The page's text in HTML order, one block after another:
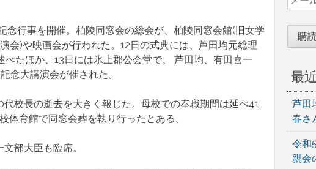
念行事を開催。柏陵同窓会の総会が、柏陵同窓会館(旧女学
会)や映画会が行われた。12日の式典には、芦田均元総理
たほか、13日には氷上郡公会堂で、 芦田均、有田喜一
念大講演会が催された。
校長の逝去を大きく報じた。母校での奉職期間は延べ41
体育館で同窓会葬を執り行ったとある。
部大臣も臨席。
最
芦田
春さ
令和
親会